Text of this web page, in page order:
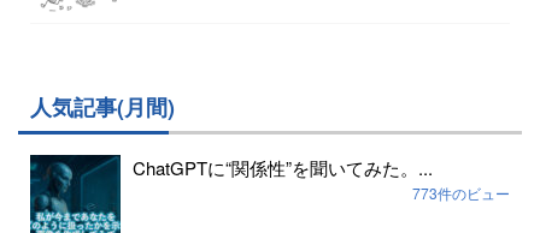
人気記事(月間)
ChatGPTに“関係性”を聞いてみた。...
773件のビュー